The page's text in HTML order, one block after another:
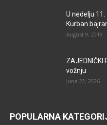
U nedelju
Kurban
August 9, 2019
vožnju
June 22, 2026
POPULARNA